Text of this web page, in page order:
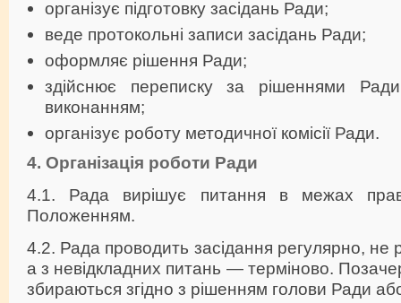
організує підготовку засідань Ради;
веде протокольні записи засідань Ради;
оформляє рішення Ради;
здійснює переписку за рішеннями
виконанням;
організує роботу методичної комісії Ради.
4. Організація роботи Ради
4.1. Рада вирішує питання в межах
Положенням.
4.2. Рада проводить засідання регулярно, не
а з невідкладних питань — терміново.
збираються згідно з рішенням голови Ради